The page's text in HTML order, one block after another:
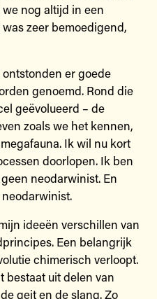
nog altijd in een
zeer bemoedigend,
ontstonden er goede
genoemd. Rond die
geëvolueerd – de
zoals we het kennen,
Ik wil nu kort
doorlopen. Ik ben
neodarwinist. En
ideeën verschillen van
Een belangrijk
chimerisch verloopt.
bestaat uit delen van
geit en de slang. Zo